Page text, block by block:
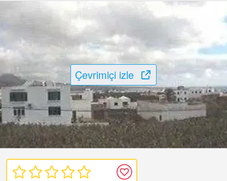
Çevrimiçi izle